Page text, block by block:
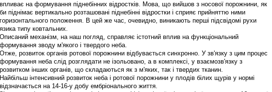
впливає на формування піднебінних відростків. Мова, що вийшов з носової порожнини, як
би піднімає вертикально розташовані піднебінні відростки і сприяє прийняттю ними
горизонтального положення. В цей же час, очевидно, виникають перші підсвідомі рухи
язика типу ковтальних.
Описаний механізм, на наш погляд, справляє істотний вплив на функціональний
формування зводу м'якого і твердого неба.
Отже, розвиток органів ротової порожнини відбувається синхронно. У зв'язку з цим процес
формування неба слід розглядати не ізольовано, а в комплексі, у взаємозв'язку з
розвитком інших органів, що складаються як з м'яких, так і твердих тканин.
Найбільш інтенсивний розвиток неба і ротової порожнини у плодів білих щурів у нормі
відзначається на 14-16-у добу ембріонального життя.